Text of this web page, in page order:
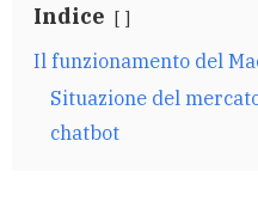
Indice
Il funzionamento del
Situazione del
chatbot